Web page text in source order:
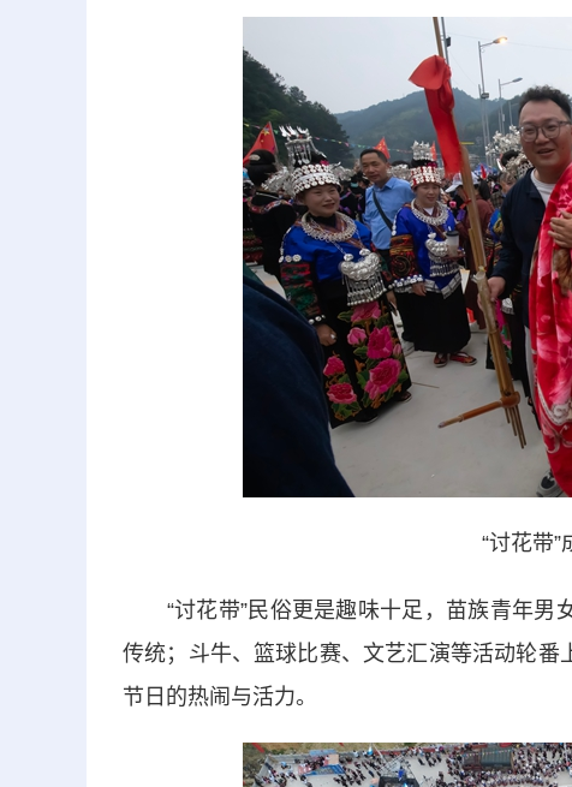
“讨花带
“讨花带”民俗更是趣味十足，苗族青年男
传统；斗牛、篮球比赛、文艺汇演等活动轮
节日的热闹与活力。